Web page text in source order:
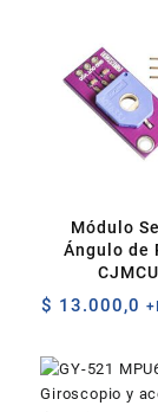
Módulo
Ángulo de
$ 13.000,0